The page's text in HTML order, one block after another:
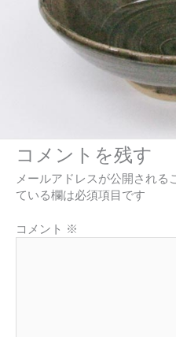
コメントを残す
メールアドレスが公開される
ている欄は必須項目です
コメント ※